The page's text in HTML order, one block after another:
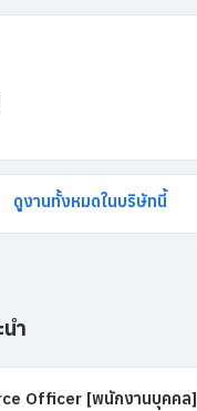
ดูงานทั้งหมดในบริษัทนี้
ำ
Officer [พนักงานบุคคล]